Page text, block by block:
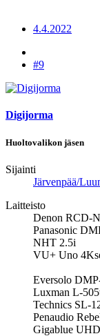
4.4.2022
#9
Digijorma
Huoltovalikon jäsen
Sijainti
Järvenpää/
Laitteisto
Denon RCD-
Panasonic
NHT 2.5i
VU+ Uno
Eversolo
Luxman L-
Technics SL-
Penaudio
Gigablue